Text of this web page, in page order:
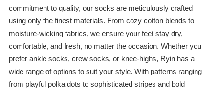
commitment to quality, our socks are meticulously crafted
using only the finest materials. From cozy cotton blends to
moisture-wicking fabrics, we ensure your feet stay dry,
comfortable, and fresh, no matter the occasion. Whether you
prefer ankle socks, crew socks, or knee-highs, Ryin has a
wide range of options to suit your style. With patterns ranging
from playful polka dots to sophisticated stripes and bold